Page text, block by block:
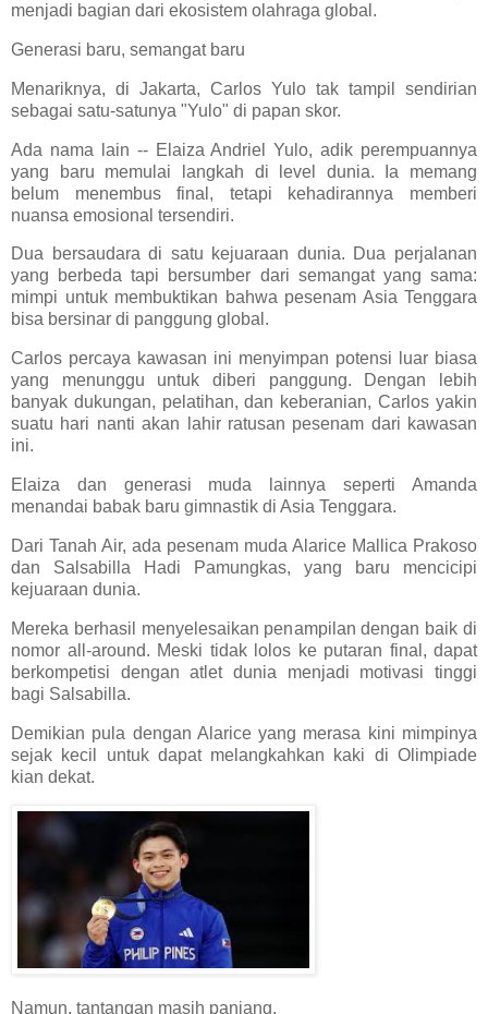
menjadi bagian dari ekosistem olahraga global.
Generasi baru, semangat baru
Menariknya, di Jakarta, Carlos Yulo tak tampil sendirian
sebagai satu-satunya "Yulo" di papan skor.
Ada nama lain -- Elaiza Andriel Yulo, adik perempuannya
yang baru memulai langkah di level dunia. Ia memang
belum menembus final, tetapi kehadirannya memberi
nuansa emosional tersendiri.
Dua bersaudara di satu kejuaraan dunia. Dua perjalanan
yang berbeda tapi bersumber dari semangat yang sama:
mimpi untuk membuktikan bahwa pesenam Asia Tenggara
bisa bersinar di panggung global.
Carlos percaya kawasan ini menyimpan potensi luar biasa
yang menunggu untuk diberi panggung. Dengan lebih
banyak dukungan, pelatihan, dan keberanian, Carlos yakin
suatu hari nanti akan lahir ratusan pesenam dari kawasan
ini.
Elaiza dan generasi muda lainnya seperti Amanda
menandai babak baru gimnastik di Asia Tenggara.
Dari Tanah Air, ada pesenam muda Alarice Mallica Prakoso
dan Salsabilla Hadi Pamungkas, yang baru mencicipi
kejuaraan dunia.
Mereka berhasil menyelesaikan penampilan dengan baik di
nomor all-around. Meski tidak lolos ke putaran final, dapat
berkompetisi dengan atlet dunia menjadi motivasi tinggi
bagi Salsabilla.
Demikian pula dengan Alarice yang merasa kini mimpinya
sejak kecil untuk dapat melangkahkan kaki di Olimpiade
kian dekat.
Namun, tantangan masih panjang.